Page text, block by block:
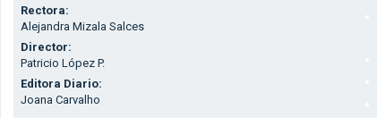
Rectora:
Alejandra Mizala Salces
Director:
Patricio López P.
Editora Diario:
Joana Carvalho